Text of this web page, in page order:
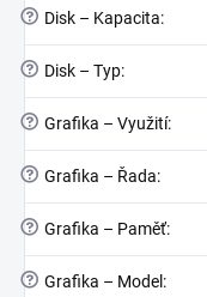
? Disk – Kapacita:
? Disk – Typ:
? Grafika – Využití:
? Grafika – Řada:
? Grafika – Paměť:
? Grafika – Model :